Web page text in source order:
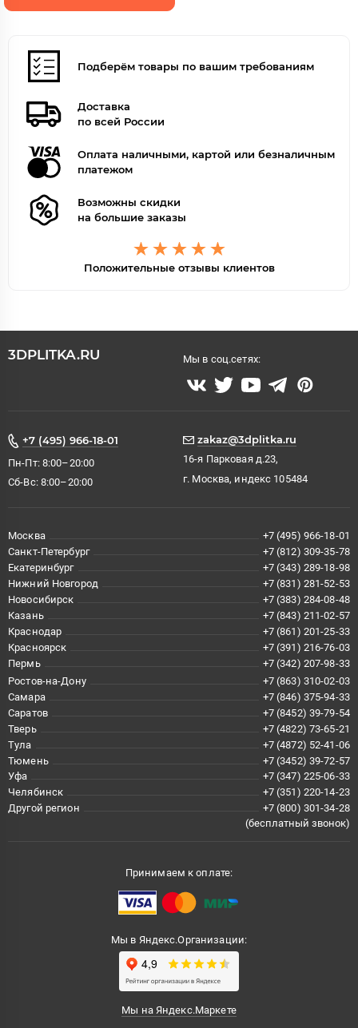
Подберём товары по вашим требованиям
Доставка
по всей России
Оплата наличными, картой или безналичным
платежом
Возможны скидки
на большие заказы
Положительные отзывы клиентов
3DPLITKA.RU Мы в соц.сетях:
+7 (495) 966-18-01
Пн-Пт: 8:00–20:00
Сб-Вс: 8:00–20:00
zakaz@3dplitka.ru
16-я Парковая д.23,
г. Москва, индекс 105484
Москва
+7 (495) 966-18-01
Санкт-Петербург
+7 (812) 309-35-78
Екатеринбург
+7 (343) 289-18-98
Нижний Новгород
+7 (831) 281-52-53
Новосибирск
+7 (383) 284-08-48
Казань
+7 (843) 211-02-57
Краснодар
+7 (861) 201-25-33
Красноярск
+7 (391) 216-76-03
Пермь
+7 (342) 207-98-33
Ростов-на-Дону
+7 (863) 310-02-03
Самара
+7 (846) 375-94-33
Саратов
+7 (8452) 39-79-54
Тверь
+7 (4822) 73-65-21
Тула
+7 (4872) 52-41-06
Тюмень
+7 (3452) 39-72-57
Уфа
+7 (347) 225-06-33
Челябинск
+7 (351) 220-14-23
Другой регион
+7 (800) 301-34-28
(бесплатный звонок)
Принимаем к оплате:
Мы в Яндекс.Организации:
Мы на Яндекс.Маркете